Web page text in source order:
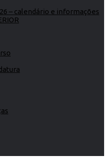
– calendário e informações